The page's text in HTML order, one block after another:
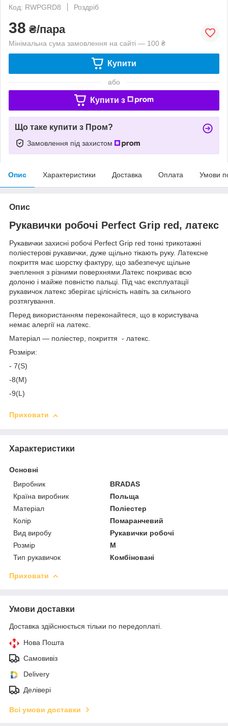
Код: RWPGRD8
Роздріб
38 ₴/пара
Мінімальна сума замовлення на сайті — 100 ₴
Купити
або
Купити з
Що таке купити з Пром?
Замовлення під захистом
Опис Характеристики Доставка Оплата Умови
Опис
Рукавички робочі Perfect Grip red, латекс
Рукавички захисні робочі Perfect Grip red тонкі трикотажні
поліестерові рукавички, дуже щільно тікають руку. Латексне
покриття має шорстку фактуру, що забезпечує щільне
зчеплення з різними поверхнями.Латекс покриває всю
долоню і майже повністю пальці. Під час експлуатації
рукавичок латекс зберігає цілісність навіть за сильного
розтягування.
Перед використанням переконайтеся, що в користувача
немає алергії на латекс.
Матеріал — поліестер, покриття - латекс.
Розміри:
- 7(S)
-8(M)
-9(L)
Приховати
Характеристики
Основні
Виробник
BRADAS
Країна виробник
Польща
Матеріал
Поліестер
Колір
Помаранчевий
Вид виробу
Рукавички робочі
Розмір
M
Тип рукавичок
Комбіновані
Приховати
Умови доставки
Доставка здійснюється тільки по передоплаті.
Нова Пошта
Самовивіз
Delivery
Делівері
Всі умови доставки